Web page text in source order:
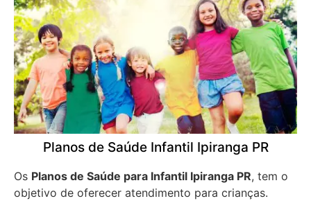
Planos de Saúde Infantil Ipiranga PR
Os Planos de Saúde para Infantil Ipiranga PR, tem o
objetivo de oferecer atendimento para crianças.